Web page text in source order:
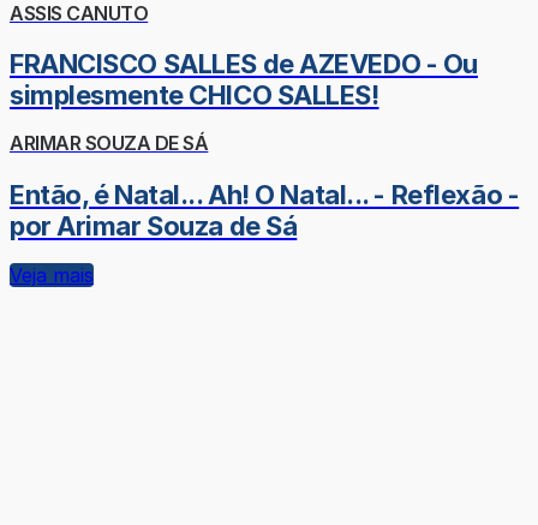
ASSIS CANUTO
FRANCISCO SALLES de AZEVEDO - Ou
simplesmente CHICO SALLES!
ARIMAR SOUZA DE SÁ
Então, é Natal... Ah! O Natal... - Reflexão -
por Arimar Souza de Sá
Veja mais